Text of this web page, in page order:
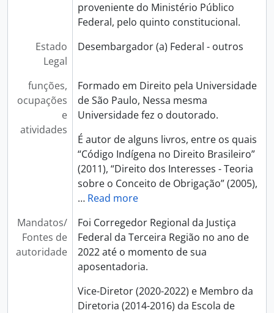
proveniente do Ministério Público
Federal, pelo quinto constitucional.
Estado
Legal
Desembargador (a) Federal - outros
funções,
ocupações
e
atividades
Formado em Direito pela Universidade
de São Paulo, Nessa mesma
Universidade fez o doutorado.
É autor de alguns livros, entre os quais
“Código Indígena no Direito Brasileiro”
(2011), “Direito dos Interesses - Teoria
sobre o Conceito de Obrigação” (2005),
… Read more
Mandatos/
Fontes de
autoridade
Foi Corregedor Regional da Justiça
Federal da Terceira Região no ano de
2022 até o momento de sua
aposentadoria.
Vice-Diretor (2020-2022) e Membro da
Diretoria (2014-2016) da Escola de